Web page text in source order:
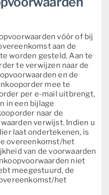
vóór of bij
aan de
worden gesteld. Aan te
te verwijzen naar de
en de
mee te
per e-mail uitbrengt,
in een bijlage
naar de
verwijst. Indien u
laat ondertekenen, is
overeenkomst/het
van de voorwaarden
niet
meegestuurd, de
het